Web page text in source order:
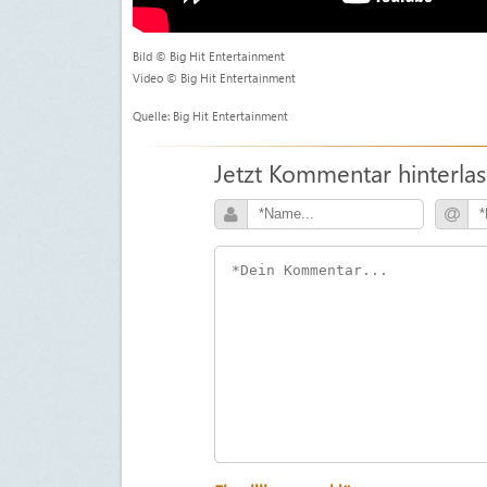
Bild © Big Hit Entertainment
Video © Big Hit Entertainment
Quelle: Big Hit Entertainment
Jetzt Kommentar